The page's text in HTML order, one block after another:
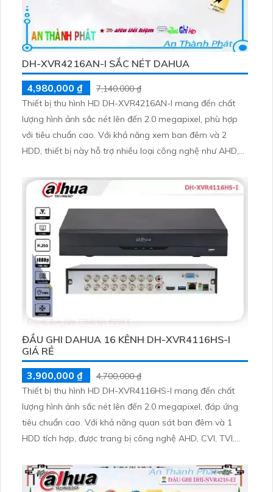
DH-XVR4216AN-I SẮC NÉT DAHUA
4,980,000 ₫
7,140,000 ₫
Thiết bị thu hình HD DH-XVR4216AN-I mang đến chất
lượng hình ảnh sắc nét lên đến 2.0 megapixel, phù hợp
với tiêu chuẩn cao. Với khả năng xem ban đêm và 2
HDD, thiết bị này hỗ trợ nhiều loại công nghệ như AHD,
2 Camera IP kèm theo, thiết bị này lý tưởng cho các
công trình lớn
ĐẦU GHI DAHUA 16 KÊNH DH-XVR4116HS-I
GIÁ RẺ
3,900,000 ₫
4,700,000 ₫
Thiết bị thu hình HD DH-XVR4116HS-I mang đến chất
lượng hình ảnh sắc nét lên đến 2.0 megapixel, đáp ứng
tiêu chuẩn cao. Với khả năng quan sát ban đêm và 1
HDD tích hợp, được trang bị công nghệ AHD, CVI, TVI,
Camera IP, phù hợp sử dụng cho các công trình lớn